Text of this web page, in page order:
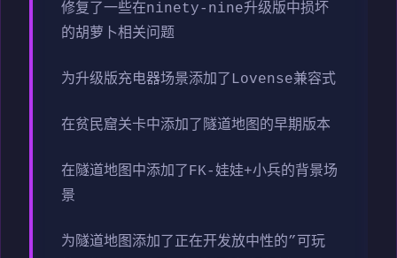
修复了一些在ninety-nine升级版中损坏
的胡萝卜相关问题
为升级版充电器场景添加了Lovense兼容式
在贫民窟关卡中添加了隧道地图的早期版本
在隧道地图中添加了FK-娃娃+小兵的背景场
景
为隧道地图添加了正在开发放中性的”可玩